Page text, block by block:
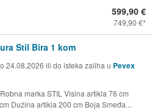
599,90 €
749,90 €
Stil Bira 1 kom
24.08.2026 ili do isteka zaliha u Pevex
marka STIL Visina artikla 76 cm
Dužina artikla 200 cm Boja Smeđa...